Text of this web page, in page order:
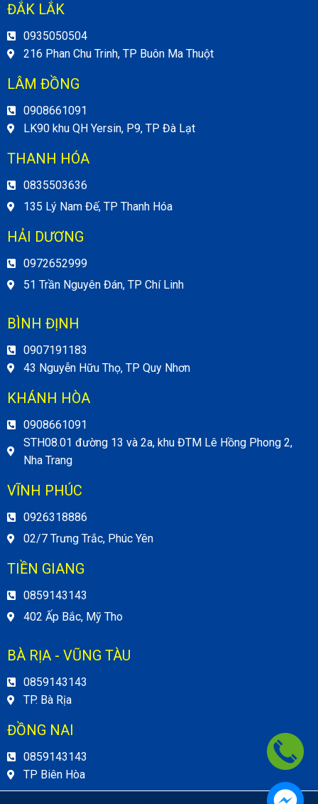
ĐẮK LẮK
0935050504
216 Phan Chu Trinh, TP Buôn Ma Thuột
LÂM ĐỒNG
0908661091
LK90 khu QH Yersin, P9, TP Đà Lạt
THANH HÓA
0835503636
135 Lý Nam Đế, TP Thanh Hóa
HẢI DƯƠNG
0972652999
51 Trần Nguyên Đán, TP Chí Linh
BÌNH ĐỊNH
0907191183
43 Nguyễn Hữu Thọ, TP Quy Nhơn
KHÁNH HÒA
0908661091
STH08.01 đường 13 và 2a, khu ĐTM Lê Hồng Phong 2,
Nha Trang
VĨNH PHÚC
0926318886
02/7 Trưng Trắc, Phúc Yên
TIỀN GIANG
0859143143
402 Ấp Bắc, Mỹ Tho
BÀ RỊA - VŨNG TÀU
0859143143
TP. Bà Rịa
ĐỒNG NAI
0859143143
TP Biên Hòa